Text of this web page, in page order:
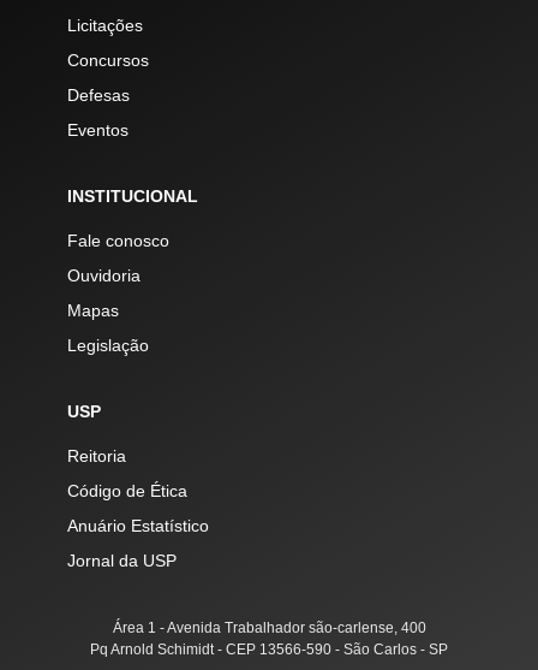
Licitações
Concursos
Defesas
Eventos
INSTITUCIONAL
Fale conosco
Ouvidoria
Mapas
Legislação
USP
Reitoria
Código de Ética
Anuário Estatístico
Jornal da USP
Área 1 - Avenida Trabalhador são-carlense, 400
Pq Arnold Schimidt - CEP 13566-590 - São Carlos - SP